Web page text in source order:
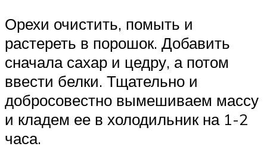
Орехи очистить, помыть и
растереть в порошок. Добавить
сначала сахар и цедру, а потом
ввести белки. Тщательно и
добросовестно вымешиваем массу
и кладем ее в холодильник на 1-2
часа.